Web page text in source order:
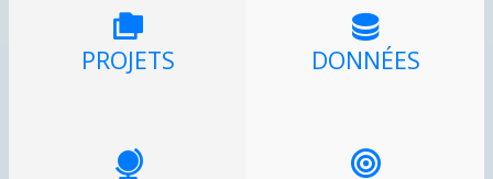
PROJETS DONNÉES